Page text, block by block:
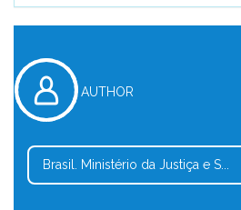
AUTHOR
Brasil. Ministério da Justiça e S...